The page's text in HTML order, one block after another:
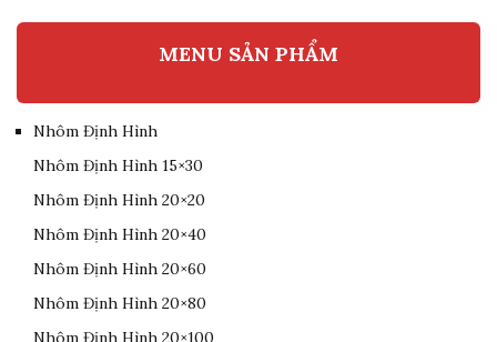
MENU SẢN PHẨM
Nhôm Định Hình
Nhôm Định Hình 15×30
Nhôm Định Hình 20×20
Nhôm Định Hình 20×40
Nhôm Định Hình 20×60
Nhôm Định Hình 20×80
Nhôm Định Hình 20×100